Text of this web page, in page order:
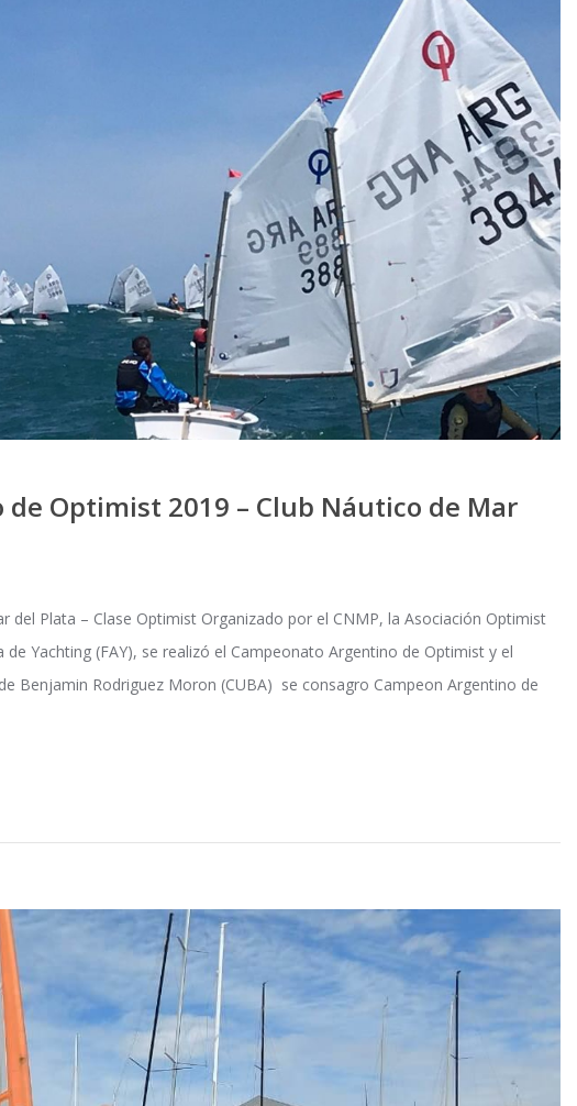
Optimist 2019 – Club Náutico de Mar
del Plata – Clase Optimist Organizado por el CNMP, la Asociación Optimist
Yachting (FAY), se realizó el Campeonato Argentino de Optimist y el
Benjamin Rodriguez Moron (CUBA) se consagro Campeon Argentino de